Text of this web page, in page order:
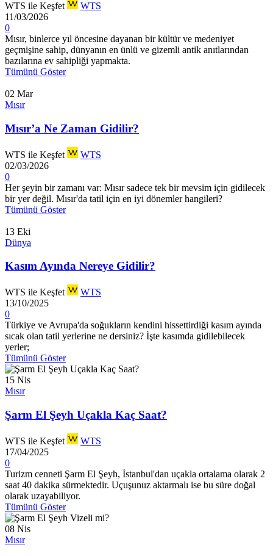
WTS ile Keşfet
WTS
11/03/2026
0
Mısır, binlerce yıl öncesine dayanan bir kültür ve medeniyet
geçmişine sahip, dünyanın en ünlü ve gizemli antik anıtlarından
bazılarına ev sahipliği yapmakta.
Tümünü Göster
02 Mar
Mısır
Mısır’a Ne Zaman Gidilir?
WTS ile Keşfet
WTS
02/03/2026
0
Her şeyin bir zamanı var: Mısır sadece tek bir mevsim için gidilecek
bir yer değil. Mısır'da tatil için en iyi dönemler hangileri?
Tümünü Göster
13 Eki
Dünya
Kasım Ayında Nereye Gidilir?
WTS ile Keşfet
WTS
13/10/2025
0
Türkiye ve Avrupa'da soğukların kendini hissettirdiği kasım ayında
sıcak olan tatil yerlerine ne dersiniz? İşte kasımda gidilebilecek
yerler;
Tümünü Göster
15 Nis
Mısır
Şarm El Şeyh Uçakla Kaç Saat?
WTS ile Keşfet
WTS
17/04/2025
0
Turizm cenneti Şarm El Şeyh, İstanbul'dan uçakla ortalama olarak 2
saat 40 dakika sürmektedir. Uçuşunuz aktarmalı ise bu süre doğal
olarak uzayabiliyor.
Tümünü Göster
08 Nis
Mısır